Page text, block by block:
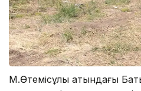
М.Өтемісұлы атындағы